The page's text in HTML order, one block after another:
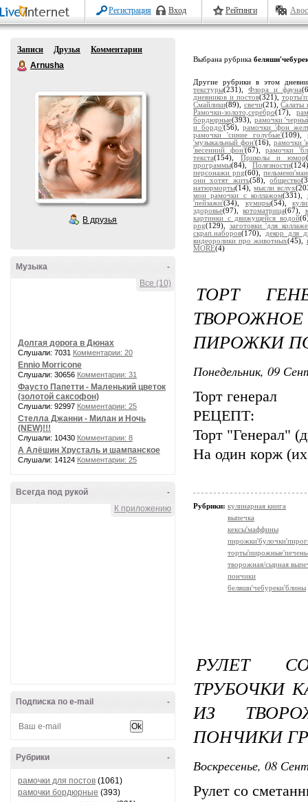
Регистрация Вход Рейтинги
Записи Друзья
Комментарии
Arnusha
В друзья
-
Музыка
Все (10)
Долгая дорога в Дюнах
Слушали: 7031 Комментарии: 20
Ennio Morricone
Слушали: 30656 Комментарии: 31
Фаусто Папетти - Маленький цветок
(золотой саксофон)
Слушали: 92997 Комментарии: 25
Стелла Джанни - Милан и Ночь
(NEW)!!!
Слушали: 10430 Комментарии: 8
А Алёшин Хрусталь и шампанское
Слушали: 14124 Комментарии: 25
-
Всегда под рукой
К приложению
-
Подписка по e-mail
-
Рубрики
рамочки для постов (1061)
рамочки бордюрные (393)
Выбрана рубрика
Другие рубрики в этом
текстуры(231), Флора и фауна
дневников и постов(321),
Смайлики(89), свечи(21),Салаты
Рамочки-золото,серебро(17),
бордюрные(393), рамочки
и бордо'(56),рамочки 'фон
рамочки 'синие голубые'(109),
'музыкальный фон'(16), рамочки
'весенний фон'(67),рамочки
текста(154), Приколы и юмор
программы(84),Полезности
персонажи png(60),
они хотят жить(58),общество
натюрморты(14),мысли вслух
мои рамочки с коллажом(331),
'пейзажи'(34), кумиры(54),
здоровье(97),котоматрица(67),
картинки с движущейся водой
png(129), заготовки 'для
скрап.наборов(170), декор для
видеоролики про животных(45),
MORE(4)
ТОРТ
ПИРОЖКИ
Понедельник, 09
Торт генерал
РЕЦЕПТ:
Торт "Генерал"
На один корж
Рубрики: кулинарная книга
выпечка
кексы'маффины
творожная/сырная
пончики
беляши'чебуреки'блины
РУЛЕТ
ТРУБОЧКИ
ИЗ
ПОНЧИКИ
Воскресенье, 08
Рулет со